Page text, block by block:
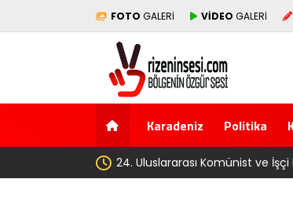
FOTO GALERİ VİDEO GALERİ
Karadeniz Politika
‘Çerçeve yasa’